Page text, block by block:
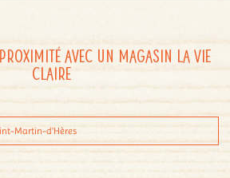
avec un magasin La Vie
Claire
Martin-d'Hères